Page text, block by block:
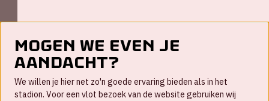
Mogen we even je
aandacht?
We willen je hier net zo'n goede ervaring bieden als in het
stadion. Voor een vlot bezoek van de website gebruiken wij